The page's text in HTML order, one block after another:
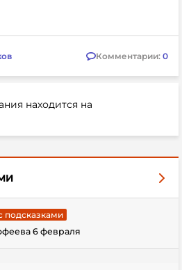
Комментарии: 0
находится на
подсказками
6 февраля